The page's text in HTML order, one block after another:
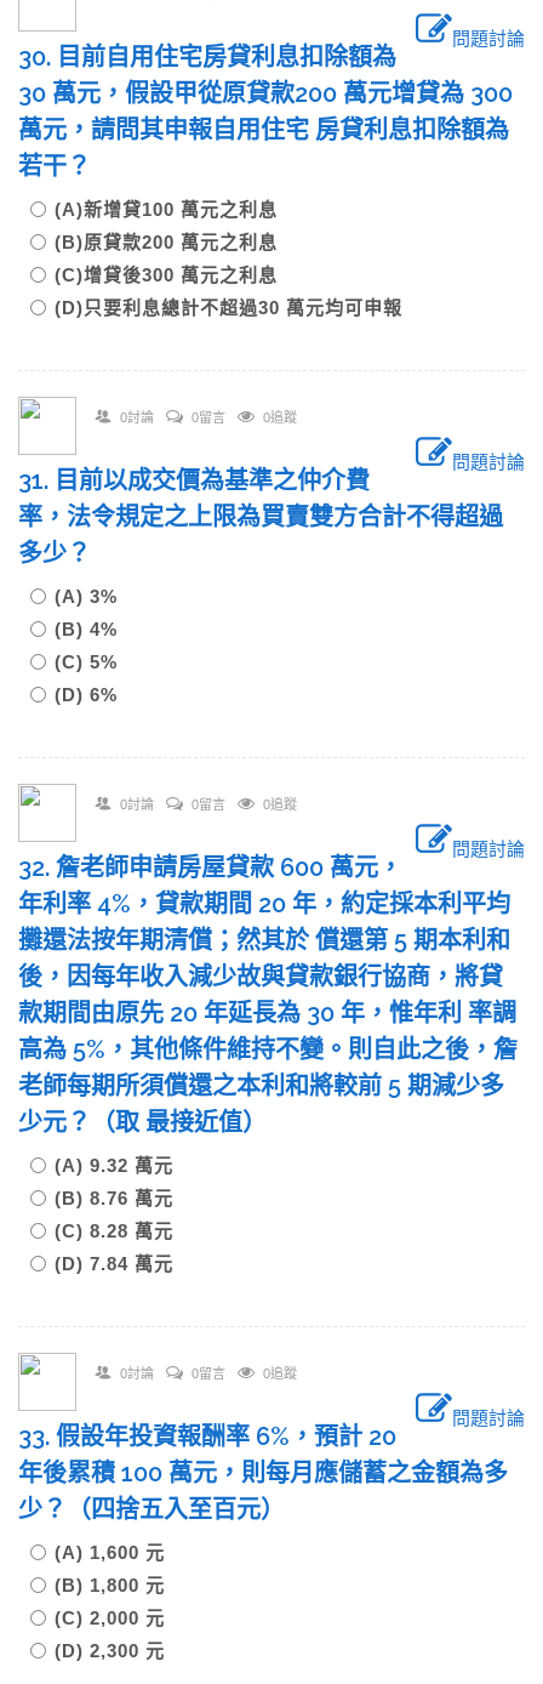
問題討論
30. 目前自用住宅房貸利息扣除額為
30 萬元，假設甲從原貸款200 萬元增貸為 300
萬元，請問其申報自用住宅 房貸利息扣除額為
若干？
(A)新增貸100 萬元之利息
(B)原貸款200 萬元之利息
(C)增貸後300 萬元之利息
(D)只要利息總計不超過30 萬元均可申報
0討論 0留言 0追蹤
問題討論
31. 目前以成交價為基準之仲介費
率，法令規定之上限為買賣雙方合計不得超過
多少？
(A) 3%
(B) 4%
(C) 5%
(D) 6%
0討論 0留言 0追蹤
問題討論
32. 詹老師申請房屋貸款 600 萬元，
年利率 4%，貸款期間 20 年，約定採本利平均
攤還法按年期清償；然其於 償還第 5 期本利和
後，因每年收入減少故與貸款銀行協商，將貸
款期間由原先 20 年延長為 30 年，惟年利 率調
高為 5%，其他條件維持不變。則自此之後，詹
老師每期所須償還之本利和將較前 5 期減少多
少元？（取 最接近值）
(A) 9.32 萬元
(B) 8.76 萬元
(C) 8.28 萬元
(D) 7.84 萬元
0討論 0留言 0追蹤
問題討論
33. 假設年投資報酬率 6%，預計 20
年後累積 100 萬元，則每月應儲蓄之金額為多
少？（四捨五入至百元）
(A) 1,600 元
(B) 1,800 元
(C) 2,000 元
(D) 2,300 元